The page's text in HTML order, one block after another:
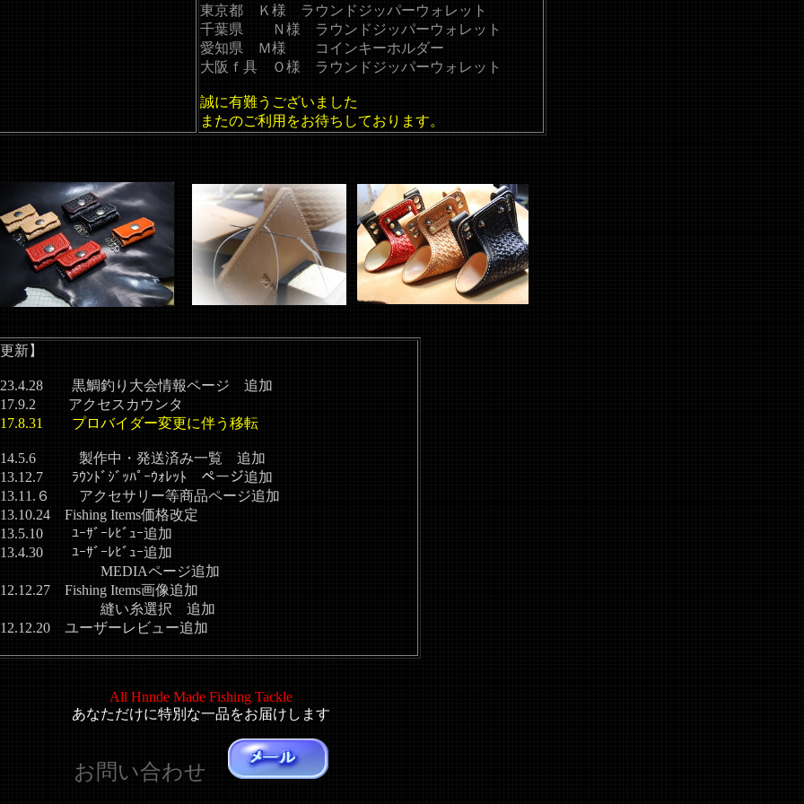
東京都 Ｋ様 ラウンドジッパーウォレット
千葉県 Ｎ様 ラウンドジッパーウォレット
愛知県 Ｍ様 コインキーホルダー
大阪ｆ具 Ｏ様 ラウンドジッパーウォレット
誠に有難うございました
またのご利用をお待ちしております。
新】
黒鯛釣り大会情報ページ 追加
アクセスカウンタ
プロバイダー変更に伴う移転
製作中・発送済み一覧 追加
ﾗｳﾝﾄﾞｼﾞｯﾊﾟｰｳｫﾚｯﾄ ページ追加
６ アクセサリー等商品ページ追加
Fishing Items価格改定
ﾕｰｻﾞｰﾚﾋﾞｭｰ追加
ﾕｰｻﾞｰﾚﾋﾞｭｰ追加
ページ追加
Fishing Items画像追加
い糸選択 追加
ユーザーレビュー追加
All Hnnde Made Fishing Tackle
あなただけに特別な一品をお届けします
お問い合わせ